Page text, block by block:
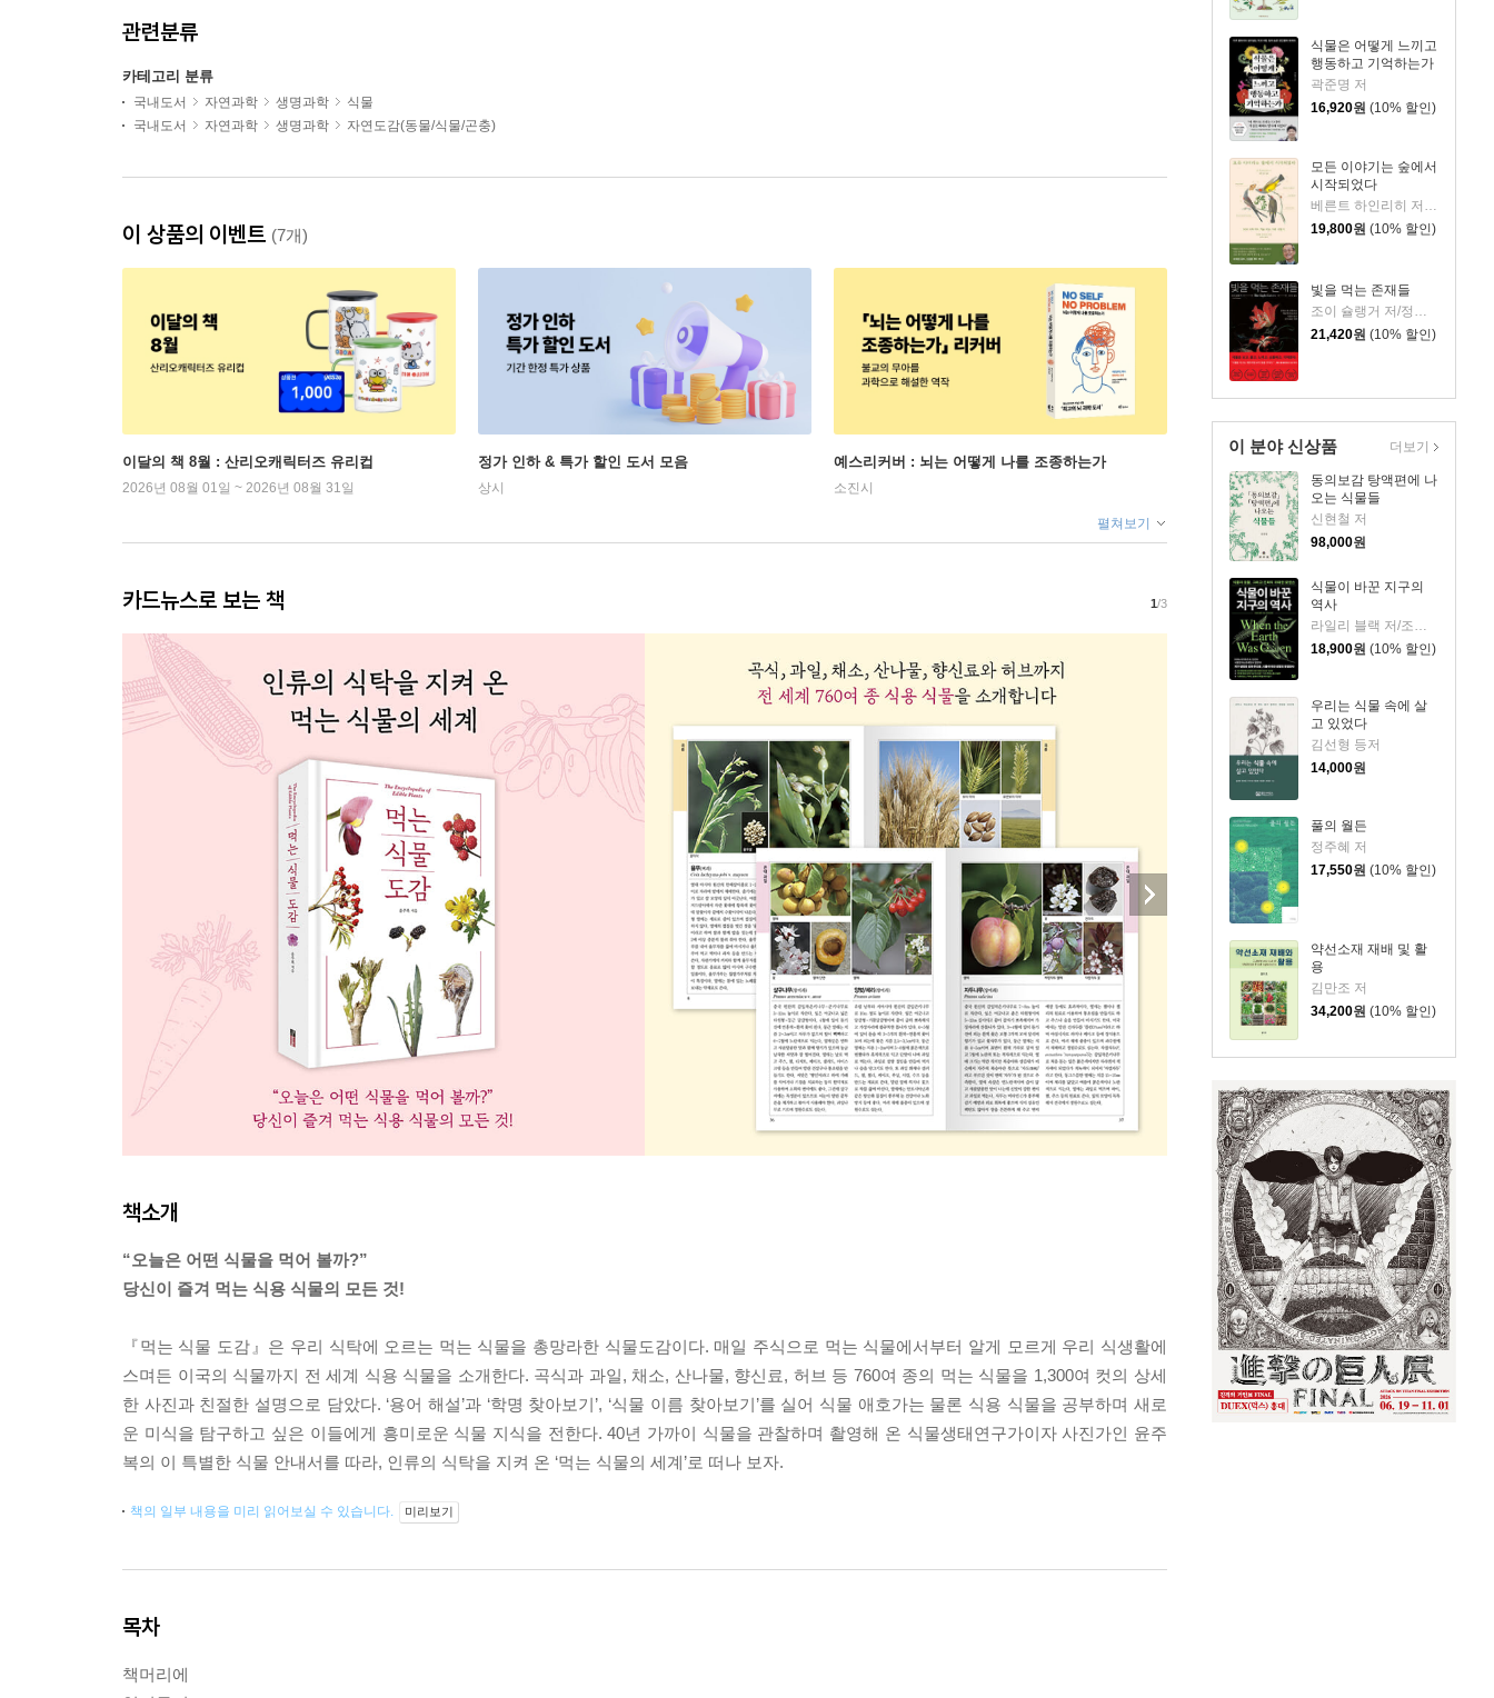
식물은 어떻게 느끼고
행동하고 기억하는가
곽준명 저
16,920원 (10% 할인)
모든 이야기는 숲에서
시작되었다
베른트 하인리히 저/강유리 역
19,800원 (10% 할인)
빛을 먹는 존재들
21,420원 (10% 할인)
이 분야 신상품
동의보감 탕액편에 나
오는 식물들
신현철 저
98,000원
식물이 바꾼 지구의
역사
라일리 블랙 저/조정남 역
18,900원 (10% 할인)
우리는 식물 속에 살
고 있었다
김선형 등저
14,000원
풀의 월든
정주혜 저
17,550원 (10% 할인)
약선소재 재배 및 활
용
김만조 저
34,200원 (10% 할인)
더보기
관련분류
카테고리 분류
국내도서 자연과학 생명과학
식물
국내도서
자연과학 생명과학 자연도감(동물/식물/곤충)
이 상품의 이벤트 (7개)
이달의 책 8월 : 산리오캐릭터즈 유리컵
2026년 08월 01일 ~ 2026년 08월 31일
정가 인하 & 특가 할인 도서 모음
상시
예스리커버 : 뇌는 어떻게 나를 조종하는가
소진시
펼쳐보기
카드뉴스로 보는 책 1/3
책소개
“오늘은 어떤 식물을 먹어 볼까?”
당신이 즐겨 먹는 식용 식물의 모든 것!
『먹는 식물 도감』은 우리 식탁에 오르는 먹는 식물을 총망라한 식물도감이다. 매일 주식으로 먹는 식물에서부터 알게 모르게 우리 식생활에
스며든 이국의 식물까지 전 세계 식용 식물을 소개한다. 곡식과 과일, 채소, 산나물, 향신료, 허브 등 760여 종의 먹는 식물을 1,300여 컷의 상세
한 사진과 친절한 설명으로 담았다. ‘용어 해설’과 ‘학명 찾아보기’, ‘식물 이름 찾아보기’를 실어 식물 애호가는 물론 식용 식물을 공부하며 새로
운 미식을 탐구하고 싶은 이들에게 흥미로운 식물 지식을 전한다. 40년 가까이 식물을 관찰하며 촬영해 온 식물생태연구가이자 사진가인 윤주
복의 이 특별한 식물 안내서를 따라, 인류의 식탁을 지켜 온 ‘먹는 식물의 세계’로 떠나 보자.
책의 일부 내용을 미리 읽어보실 수 있습니다. 미리보기
목차
책머리에